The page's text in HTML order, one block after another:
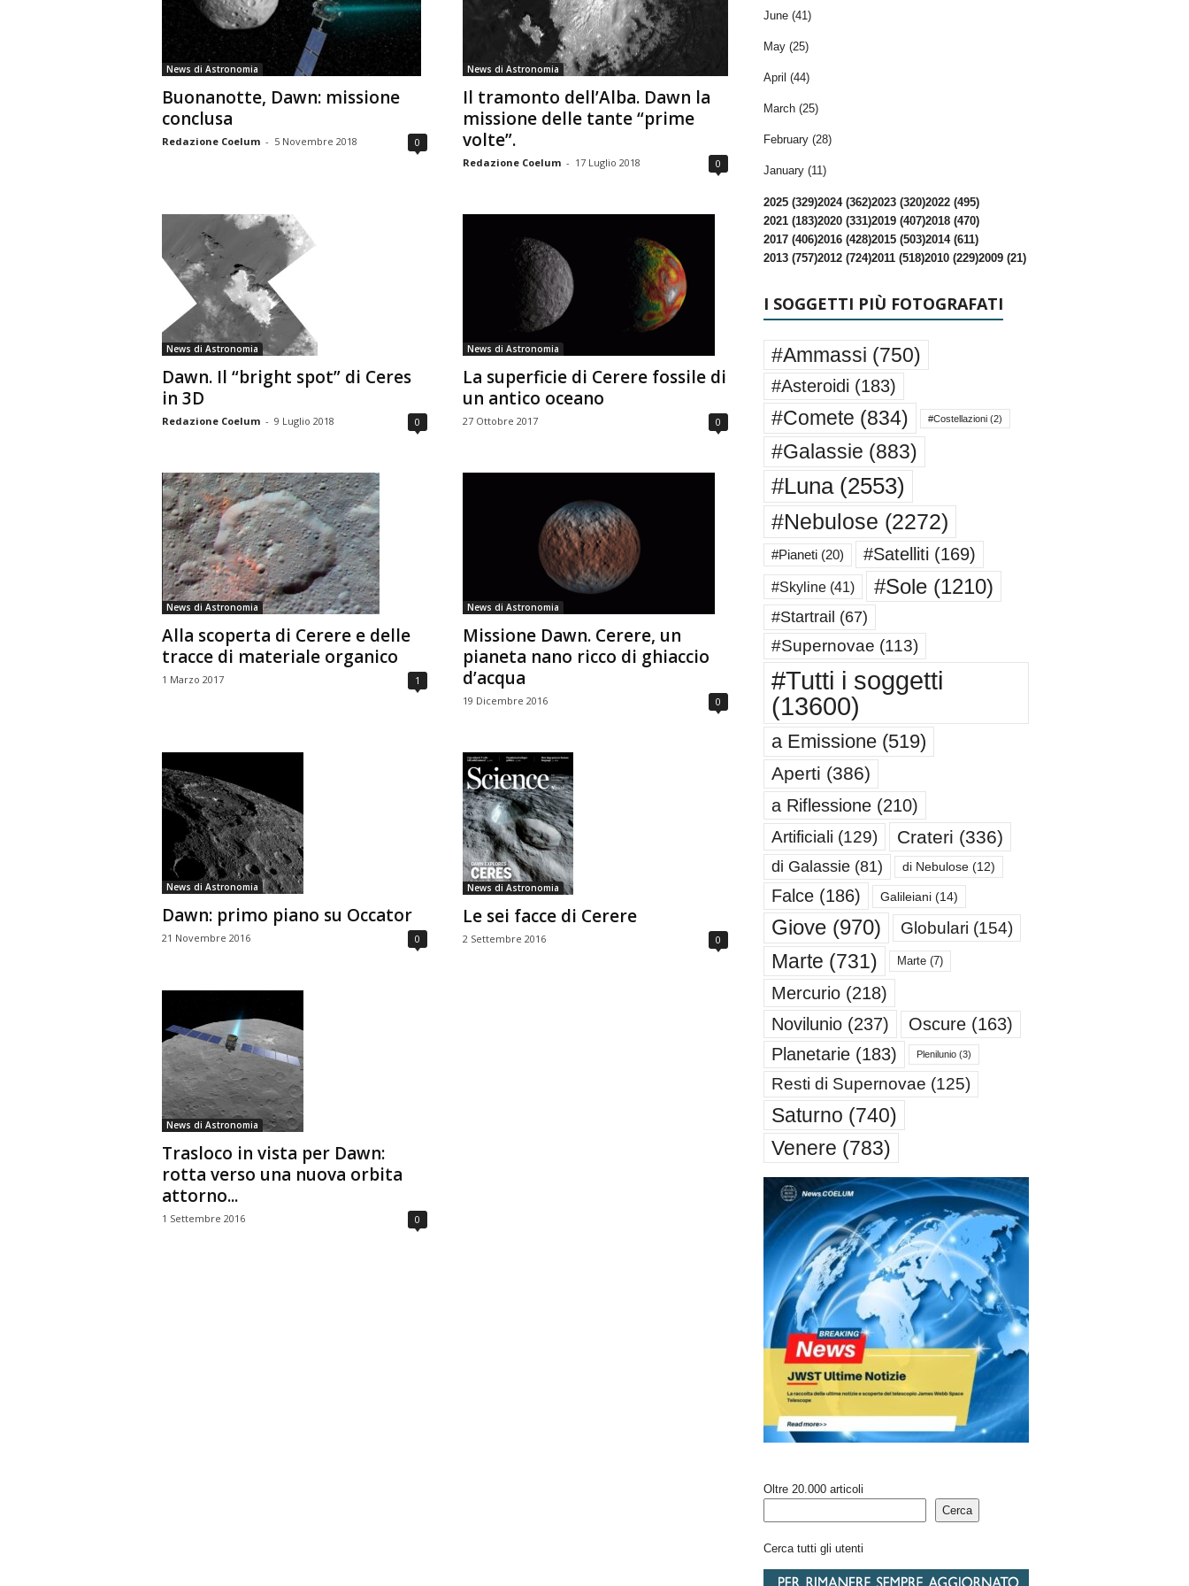
n
o
m
i
a
News di Astronomia
Buonanotte, Dawn: missione
conclusa
Redazione Coelum - 5 Novembre 2018 0
News di Astronomia
Il tramonto dell’Alba. Dawn la
missione delle tante “prime
volte”.
Redazione Coelum - 17 Luglio 2018 0
News di Astronomia
Dawn. Il “bright spot” di Ceres
in 3D
Redazione Coelum - 9 Luglio 2018 0
News di Astronomia
La superficie di Cerere fossile di
un antico oceano
27 Ottobre 2017 0
News di Astronomia
Alla scoperta di Cerere e delle
tracce di materiale organico
1 Marzo 2017 1
News di Astronomia
Missione Dawn. Cerere, un
pianeta nano ricco di ghiaccio
d’acqua
19 Dicembre 2016 0
News di Astronomia
Dawn: primo piano su Occator
21 Novembre 2016 0
News di Astronomia
Le sei facce di Cerere
2 Settembre 2016 0
News di Astronomia
Trasloco in vista per Dawn:
rotta verso una nuova orbita
attorno...
1 Settembre 2016 0
June (41)
May (25)
April (44)
March (25)
February (28)
January (11)
2025 (329)2024 (362)2023 (320)2022 (495)
2021 (183)2020 (331)2019 (407)2018 (470)
2017 (406)2016 (428)2015 (503)2014 (611)
2013 (757)2012 (724)2011 (518)2010 (229)2009 (21)
I SOGGETTI PIÙ FOTOGRAFATI
#Ammassi (750)
#Asteroidi (183)
#Comete (834) #Costellazioni(2)
#Galassie (883)
#Luna(2553)
#Nebulose (2272)
#Pianeti(20) #Satelliti (169)
#Skyline(41) #Sole(1210)
#Startrail (67)
#Supernovae (113)
#Tutti i soggetti
(13600)
a Emissione(519)
Aperti (386)
a Riflessione(210)
Artificiali (129) Crateri (336)
di Galassie(81) di Nebulose(12)
Falce(186) Galileiani(14)
Giove(970) Globulari (154)
Marte (731) Marte(7)
Mercurio(218)
Novilunio(237) Oscure(163)
Planetarie(183) Plenilunio(3)
Resti di Supernovae (125)
Saturno (740)
Venere (783)
Oltre 20.000 articoli
Cerca
Cerca tutti gli utenti